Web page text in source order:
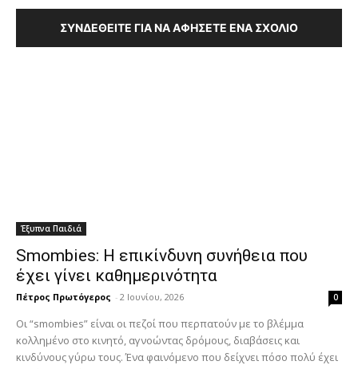
ΣΥΝΔΕΘΕΊΤΕ ΓΙΑ ΝΑ ΑΦΉΣΕΤΕ ΈΝΑ ΣΧΌΛΙΟ
Έξυπνα Παιδιά
Smombies: Η επικίνδυνη συνήθεια που
έχει γίνει καθημερινότητα
Πέτρος Πρωτόγερος - 2 Ιουνίου, 2026 0
Οι “smombies” είναι οι πεζοί που περπατούν με το βλέμμα
κολλημένο στο κινητό, αγνοώντας δρόμους, διαβάσεις και
κινδύνους γύρω τους. Ένα φαινόμενο που δείχνει πόσο πολύ έχει